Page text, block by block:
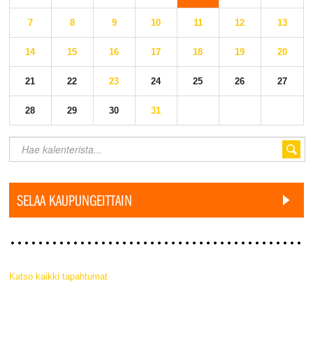
7 8 9 10 11 12 13
14 15 16 17 18 19 20
21 22 23 24 25 26 27
28 29 30 31
SELAA KAUPUNGEITTAIN
Katso kaikki tapahtumat